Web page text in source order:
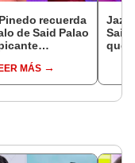
recuerda
de Said Palao
“Saca los
plato”
MÁS
Said
que